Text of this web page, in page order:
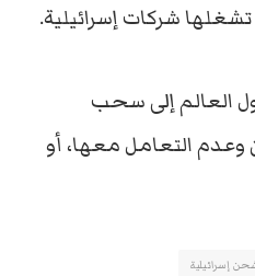
تشغلها شركات إسرائيلية.
العالم إلى سحب
التعامل معها، أو
إسرائيلية